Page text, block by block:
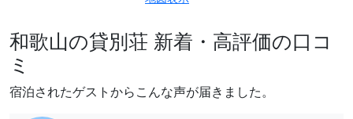
和歌山の貸別荘 新着・高評価の口コ
ミ
宿泊されたゲストからこんな声が届きました。